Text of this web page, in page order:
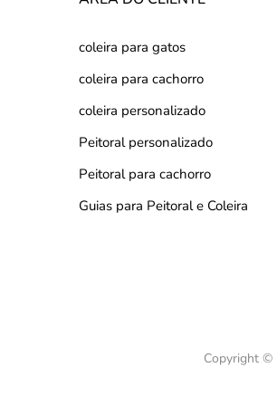
coleira para gatos
coleira para cachorro
coleira personalizado
Peitoral personalizado
Peitoral para cachorro
Guias para Peitoral e Coleira
Copyright ©